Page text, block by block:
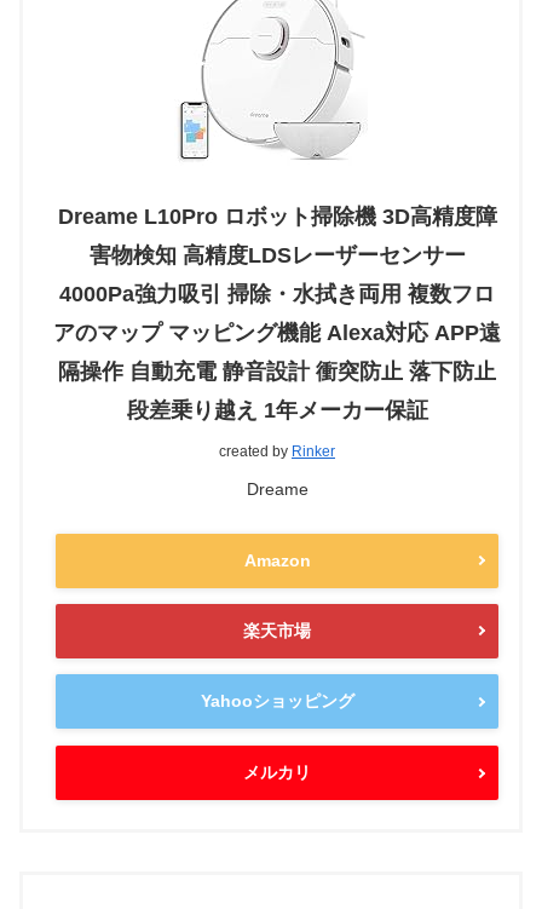
Dreame L10Pro ロボット掃除機 3D高精度障
害物検知 高精度LDSレーザーセンサー
4000Pa強力吸引 掃除・水拭き両用 複数フロ
アのマップ マッピング機能 Alexa対応 APP遠
隔操作 自動充電 静音設計 衝突防止 落下防止
段差乗り越え 1年メーカー保証
created by Rinker
Dreame
Amazon
楽天市場
Yahooショッピング
メルカリ